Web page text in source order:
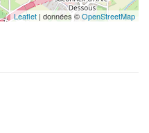
Leaflet | données ©OpenStreetMap